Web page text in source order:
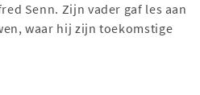
Senn. Zijn vader gaf les aan
waar hij zijn toekomstige